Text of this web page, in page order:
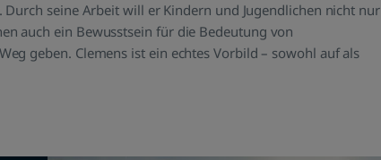
Durch seine Arbeit will er Kindern und Jugendlichen nicht nur
auch ein Bewusstsein für die Bedeutung von
geben. Clemens ist ein echtes Vorbild – sowohl auf als